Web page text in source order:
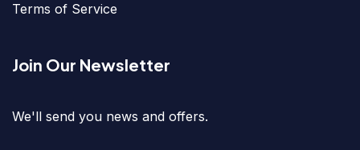
Terms of Service
Join Our Newsletter
We'll send you news and offers.